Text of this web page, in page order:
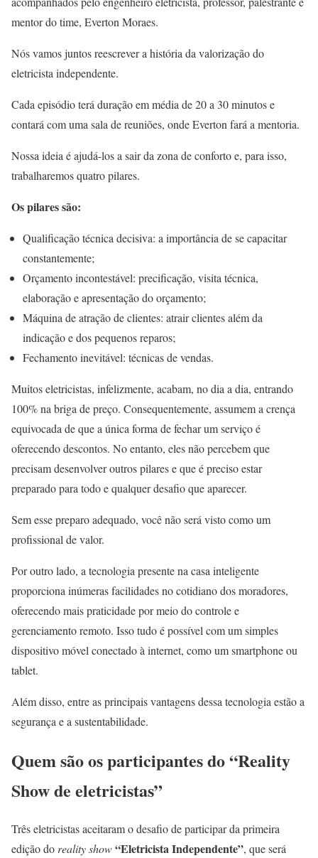
mentor do time, Everton Moraes.
Nós vamos juntos reescrever a história da valorização do
eletricista independente.
Cada episódio terá duração em média de 20 a 30 minutos e
contará com uma sala de reuniões, onde Everton fará a mentoria.
Nossa ideia é ajudá-los a sair da zona de conforto e, para isso,
trabalharemos quatro pilares.
Os pilares são:
Qualificação técnica decisiva: a importância de se capacitar
constantemente;
Orçamento incontestável: precificação, visita técnica,
elaboração e apresentação do orçamento;
Máquina de atração de clientes: atrair clientes além da
indicação e dos pequenos reparos;
Fechamento inevitável: técnicas de vendas.
Muitos eletricistas, infelizmente, acabam, no dia a dia, entrando
100% na briga de preço. Consequentemente, assumem a crença
equivocada de que a única forma de fechar um serviço é
oferecendo descontos. No entanto, eles não percebem que
precisam desenvolver outros pilares e que é preciso estar
preparado para todo e qualquer desafio que aparecer.
Sem esse preparo adequado, você não será visto como um
profissional de valor.
Por outro lado, a tecnologia presente na casa inteligente
proporciona inúmeras facilidades no cotidiano dos moradores,
oferecendo mais praticidade por meio do controle e
gerenciamento remoto. Isso tudo é possível com um simples
dispositivo móvel conectado à internet, como um smartphone ou
tablet.
Além disso, entre as principais vantagens dessa tecnologia estão a
segurança e a sustentabilidade.
Quem são os participantes do “Reality
Show de eletricistas”
Três eletricistas aceitaram o desafio de participar da primeira
edição doreality show“Eletricista Independente”, que será